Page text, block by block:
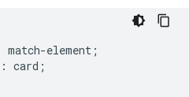
match-element ;
: card ;